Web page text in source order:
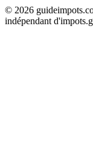
© 2026
indépendant